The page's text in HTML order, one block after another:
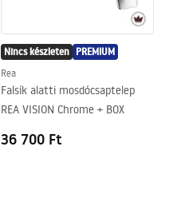
Nincs készleten PREMIUM
Rea
Falsík alatti mosdócsaptelep
REA VISION Chrome + BOX
36 700 Ft